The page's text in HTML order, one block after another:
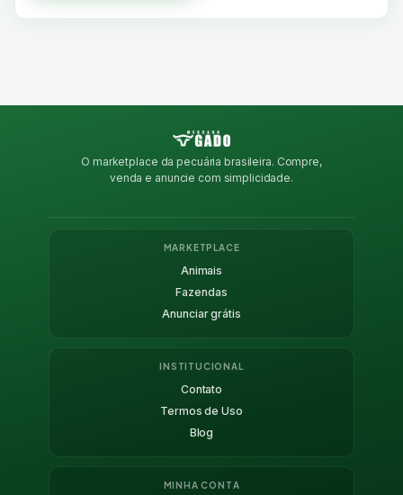
O marketplace da pecuária brasileira. Compre,
venda e anuncie com simplicidade.
MARKETPLACE
Animais
Fazendas
Anunciar grátis
INSTITUCIONAL
Contato
Termos de Uso
Blog
MINHA CONTA